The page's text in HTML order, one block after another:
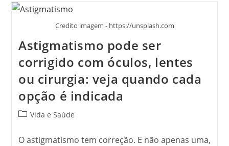
Ao
Centro
Internacional
Da
Tecnológica
Macau
Expandir
Os
Mercados
Internacionais
Credito imagem - https://unsplash.com
Astigmatismo pode ser
corrigido com óculos, lentes
ou cirurgia: veja quando cada
opção é indicada
Categoria
post:
Vida e Saúde
O astigmatismo tem correção. E não apenas uma,